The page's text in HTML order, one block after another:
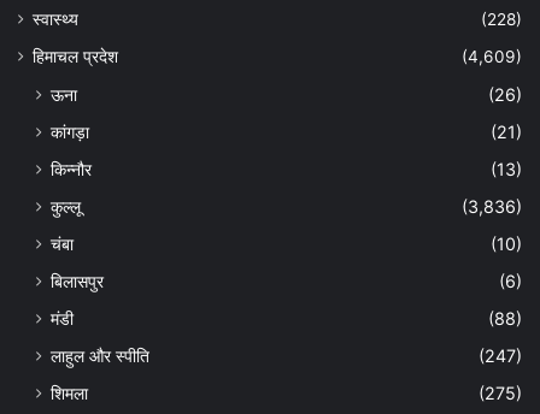
स्वास्थ्य
(228)
हिमाचल प्रदेश
(4,609)
ऊना
(26)
कांगड़ा
(21)
किन्नौर
(13)
कुल्लू
(3,836)
चंबा
(10)
बिलासपुर
(6)
मंडी
(88)
लाहुल और स्पीति
(247)
शिमला
(275)